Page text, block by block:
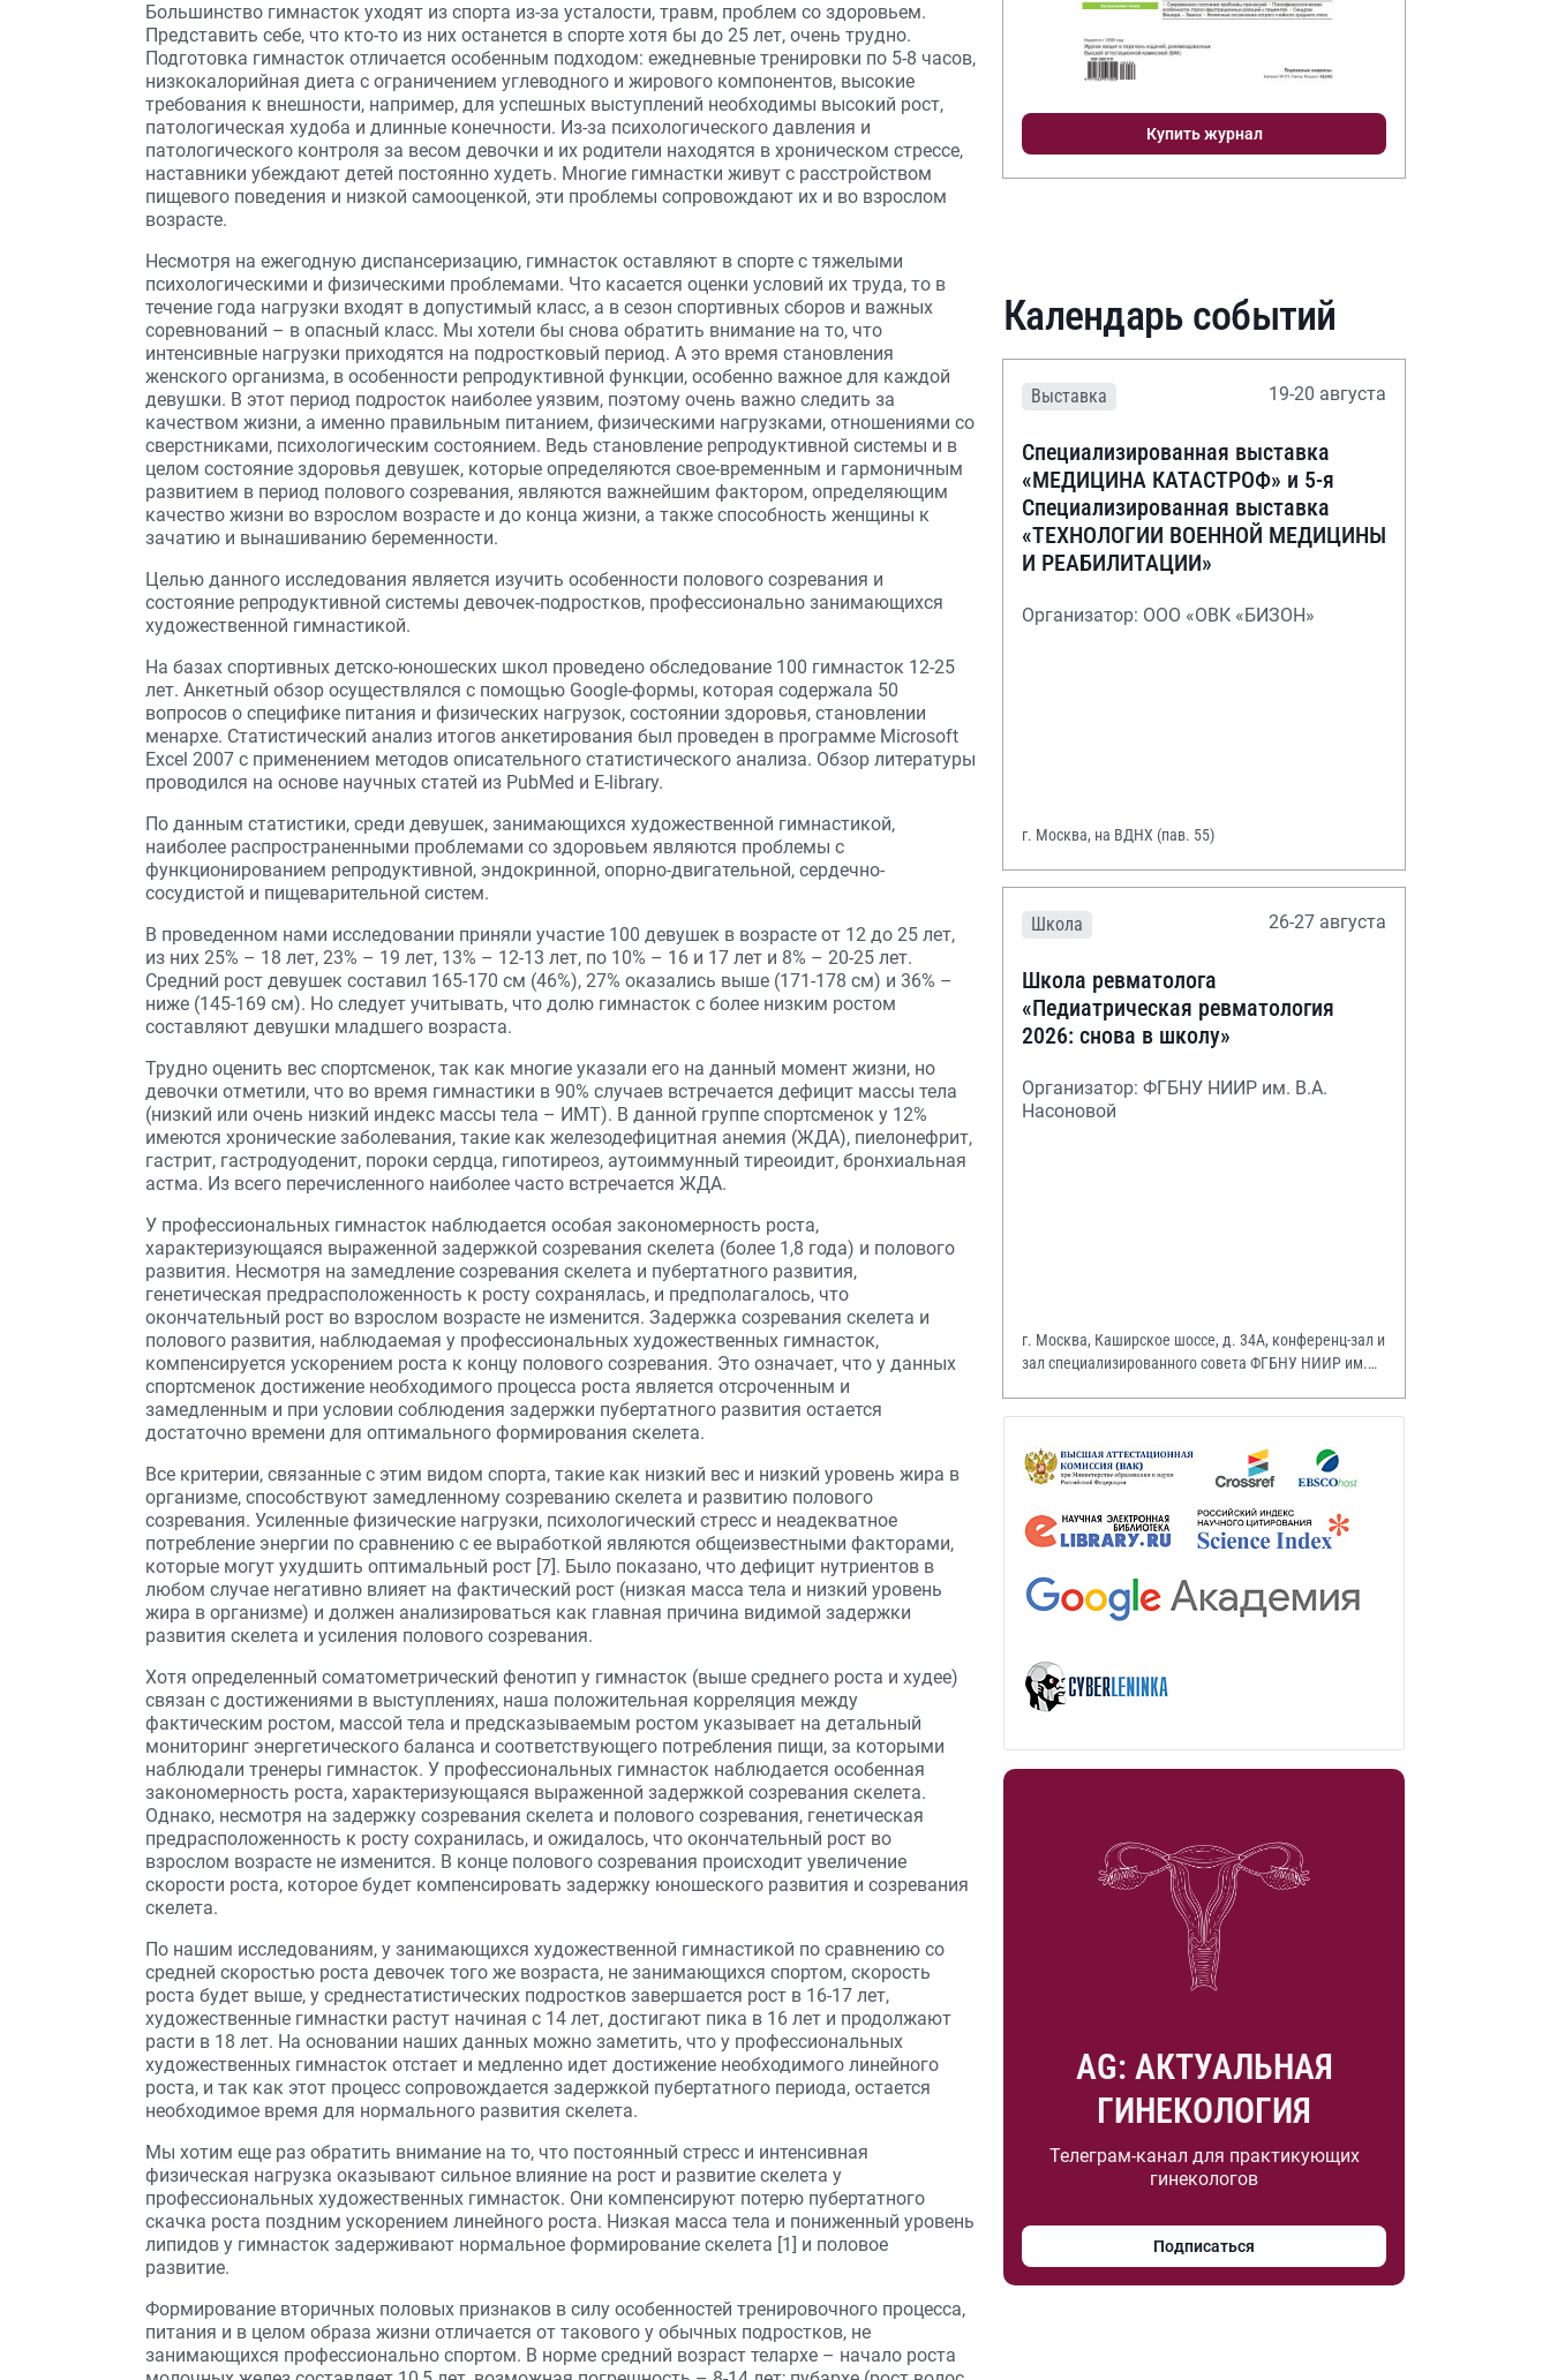
Большинство гимнасток уходят из спорта из-за усталости, травм, проблем со здоровьем.
Представить себе, что кто-то из них останется в спорте хотя бы до 25 лет, очень трудно.
Подготовка гимнасток отличается особенным подходом: ежедневные тренировки по 5-8 часов,
низкокалорийная диета с ограничением углеводного и жирового компонентов, высокие
требования к внешности, например, для успешных выступлений необходимы высокий рост,
патологическая худоба и длинные конечности. Из-за психологического давления и
патологического контроля за весом девочки и их родители находятся в хроническом стрессе,
наставники убеждают детей постоянно худеть. Многие гимнастки живут с расстройством
пищевого поведения и низкой самооценкой, эти проблемы сопровождают их и во взрослом
возрасте.
Несмотря на ежегодную диспансеризацию, гимнасток оставляют в спорте с тяжелыми
психологическими и физическими проблемами. Что касается оценки условий их труда, то в
течение года нагрузки входят в допустимый класс, а в сезон спортивных сборов и важных
соревнований – в опасный класс. Мы хотели бы снова обратить внимание на то, что
интенсивные нагрузки приходятся на подростковый период. А это время становления
женского организма, в особенности репродуктивной функции, особенно важное для каждой
девушки. В этот период подросток наиболее уязвим, поэтому очень важно следить за
качеством жизни, а именно правильным питанием, физическими нагрузками, отношениями со
сверстниками, психологическим состоянием. Ведь становление репродуктивной системы и в
целом состояние здоровья девушек, которые определяются свое-временным и гармоничным
развитием в период полового созревания, являются важнейшим фактором, определяющим
качество жизни во взрослом возрасте и до конца жизни, а также способность женщины к
зачатию и вынашиванию беременности.
Целью данного исследования является изучить особенности полового созревания и
состояние репродуктивной системы девочек-подростков, профессионально занимающихся
художественной гимнастикой.
На базах спортивных детско-юношеских школ проведено обследование 100 гимнасток 12-25
лет. Анкетный обзор осуществлялся с помощью Google-формы, которая содержала 50
вопросов о специфике питания и физических нагрузок, состоянии здоровья, становлении
менархе. Статистический анализ итогов анкетирования был проведен в программе Microsoft
Excel 2007 с применением методов описательного статистического анализа. Обзор литературы
проводился на основе научных статей из PubMed и E-library.
По данным статистики, среди девушек, занимающихся художественной гимнастикой,
наиболее распространенными проблемами со здоровьем являются проблемы с
функционированием репродуктивной, эндокринной, опорно-двигательной, сердечно-
сосудистой и пищеварительной систем.
В проведенном нами исследовании приняли участие 100 девушек в возрасте от 12 до 25 лет,
из них 25% – 18 лет, 23% – 19 лет, 13% – 12-13 лет, по 10% – 16 и 17 лет и 8% – 20-25 лет.
Средний рост девушек составил 165-170 см (46%), 27% оказались выше (171-178 см) и 36% –
ниже (145-169 см). Но следует учитывать, что долю гимнасток с более низким ростом
составляют девушки младшего возраста.
Трудно оценить вес спортсменок, так как многие указали его на данный момент жизни, но
девочки отметили, что во время гимнастики в 90% случаев встречается дефицит массы тела
(низкий или очень низкий индекс массы тела – ИМТ). В данной группе спортсменок у 12%
имеются хронические заболевания, такие как железодефицитная анемия (ЖДА), пиелонефрит,
гастрит, гастродуоденит, пороки сердца, гипотиреоз, аутоиммунный тиреоидит, бронхиальная
астма. Из всего перечисленного наиболее часто встречается ЖДА.
У профессиональных гимнасток наблюдается особая закономерность роста,
характеризующаяся выраженной задержкой созревания скелета (более 1,8 года) и полового
развития. Несмотря на замедление созревания скелета и пубертатного развития,
генетическая предрасположенность к росту сохранялась, и предполагалось, что
окончательный рост во взрослом возрасте не изменится. Задержка созревания скелета и
полового развития, наблюдаемая у профессиональных художественных гимнасток,
компенсируется ускорением роста к концу полового созревания. Это означает, что у данных
спортсменок достижение необходимого процесса роста является отсроченным и
замедленным и при условии соблюдения задержки пубертатного развития остается
достаточно времени для оптимального формирования скелета.
Все критерии, связанные с этим видом спорта, такие как низкий вес и низкий уровень жира в
организме, способствуют замедленному созреванию скелета и развитию полового
созревания. Усиленные физические нагрузки, психологический стресс и неадекватное
потребление энергии по сравнению с ее выработкой являются общеизвестными факторами,
которые могут ухудшить оптимальный рост [7]. Было показано, что дефицит нутриентов в
любом случае негативно влияет на фактический рост (низкая масса тела и низкий уровень
жира в организме) и должен анализироваться как главная причина видимой задержки
развития скелета и усиления полового созревания.
Хотя определенный соматометрический фенотип у гимнасток (выше среднего роста и худее)
связан с достижениями в выступлениях, наша положительная корреляция между
фактическим ростом, массой тела и предсказываемым ростом указывает на детальный
мониторинг энергетического баланса и соответствующего потребления пищи, за которыми
наблюдали тренеры гимнасток. У профессиональных гимнасток наблюдается особенная
закономерность роста, характеризующаяся выраженной задержкой созревания скелета.
Однако, несмотря на задержку созревания скелета и полового созревания, генетическая
предрасположенность к росту сохранилась, и ожидалось, что окончательный рост во
взрослом возрасте не изменится. В конце полового созревания происходит увеличение
скорости роста, которое будет компенсировать задержку юношеского развития и созревания
скелета.
По нашим исследованиям, у занимающихся художественной гимнастикой по сравнению со
средней скоростью роста девочек того же возраста, не занимающихся спортом, скорость
роста будет выше, у среднестатистических подростков завершается рост в 16-17 лет,
художественные гимнастки растут начиная с 14 лет, достигают пика в 16 лет и продолжают
расти в 18 лет. На основании наших данных можно заметить, что у профессиональных
художественных гимнасток отстает и медленно идет достижение необходимого линейного
роста, и так как этот процесс сопровождается задержкой пубертатного периода, остается
необходимое время для нормального развития скелета.
Мы хотим еще раз обратить внимание на то, что постоянный стресс и интенсивная
физическая нагрузка оказывают сильное влияние на рост и развитие скелета у
профессиональных художественных гимнасток. Они компенсируют потерю пубертатного
скачка роста поздним ускорением линейного роста. Низкая масса тела и пониженный уровень
липидов у гимнасток задерживают нормальное формирование скелета [1] и половое
развитие.
Формирование вторичных половых признаков в силу особенностей тренировочного процесса,
питания и в целом образа жизни отличается от такового у обычных подростков, не
занимающихся профессионально спортом. В норме средний возраст телархе – начало роста
Купить журнал
Календарь событий
Выставка 19-20 августа
Специализированная выставка
«МЕДИЦИНА КАТАСТРОФ» и 5-я
Специализированная выставка
«ТЕХНОЛОГИИ ВОЕННОЙ МЕДИЦИНЫ
И РЕАБИЛИТАЦИИ»
Организатор: ООО «ОВК «БИЗОН»
г. Москва, на ВДНХ (пав. 55)
Школа 26-27 августа
Школа ревматолога
«Педиатрическая ревматология
2026: снова в школу»
Организатор: ФГБНУ НИИР им. В.А.
Насоновой
г. Москва, Каширское шоссе, д. 34А, конференц-зал и
зал специализированного совета ФГБНУ НИИР им.
AG: АКТУАЛЬНАЯ
ГИНЕКОЛОГИЯ
Телеграм-канал для практикующих
гинекологов
Подписаться